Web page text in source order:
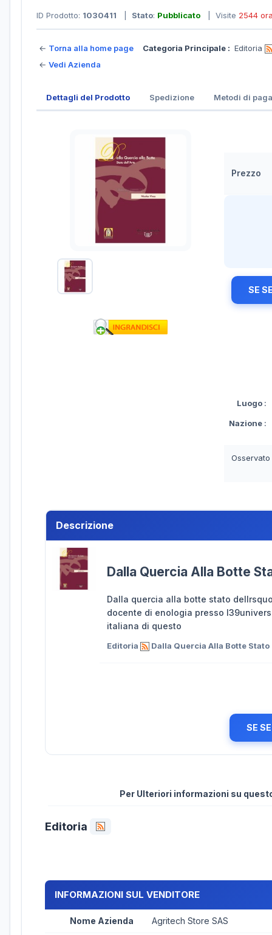
ID Prodotto: 1030411 Stato: Pubblicato | Visite 2544
← Torna alla home page
← Vedi Azienda
Categoria Principale : Editoria
Dettagli del Prodotto Spedizione Metodi di
Prezzo
SE
Luogo :
Nazione :
Descrizione
Dalla Quercia Alla Botte
Dalla quercia alla botte stato
docente di enologia presso
italiana di questo
Editoria Dalla Quercia Alla Botte Stato
SE
Per Ulteriori informazioni su
Editoria
INFORMAZIONI SUL VENDITORE
Nome Azienda Agritech Store SAS